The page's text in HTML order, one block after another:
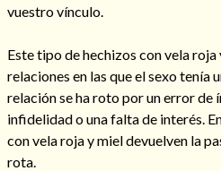
vuestro vínculo.
Este tipo de hechizos con vela
relaciones en las que el sexo tenía
relación se ha roto por un error de
infidelidad o una falta de interés.
con vela roja y miel devuelven la
rota.